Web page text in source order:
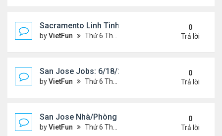
Sacramento Linh Tinh 6/18/21- 6/25/21
byVietFun Thứ 6 Tháng 6 18, 2021 2:02 pm
0
Trả lời
San Jose Jobs: 6/18/21- 6/25/2021
byVietFun Thứ 6 Tháng 6 18, 2021 1:58 pm
0
Trả lời
San Jose Nhà/Phòng 6/18/21- 6/25/21
byVietFun Thứ 6 Tháng 6 18, 2021 1:56 pm
0
Trả lời